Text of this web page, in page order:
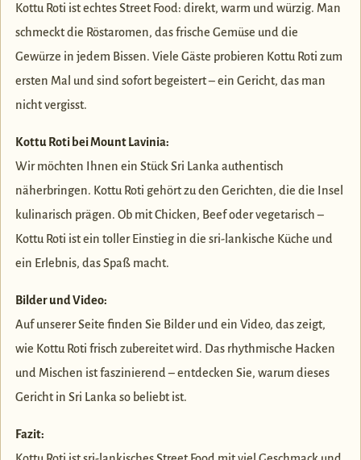
Kottu Roti ist echtes Street Food: direkt, warm und würzig. Man
schmeckt die Röstaromen, das frische Gemüse und die
Gewürze in jedem Bissen. Viele Gäste probieren Kottu Roti zum
ersten Mal und sind sofort begeistert – ein Gericht, das man
nicht vergisst.
Kottu Roti bei Mount Lavinia:
Wir möchten Ihnen ein Stück Sri Lanka authentisch
näherbringen. Kottu Roti gehört zu den Gerichten, die die Insel
kulinarisch prägen. Ob mit Chicken, Beef oder vegetarisch –
Kottu Roti ist ein toller Einstieg in die sri-lankische Küche und
ein Erlebnis, das Spaß macht.
Bilder und Video:
Auf unserer Seite finden Sie Bilder und ein Video, das zeigt,
wie Kottu Roti frisch zubereitet wird. Das rhythmische Hacken
und Mischen ist faszinierend – entdecken Sie, warum dieses
Gericht in Sri Lanka so beliebt ist.
Fazit: